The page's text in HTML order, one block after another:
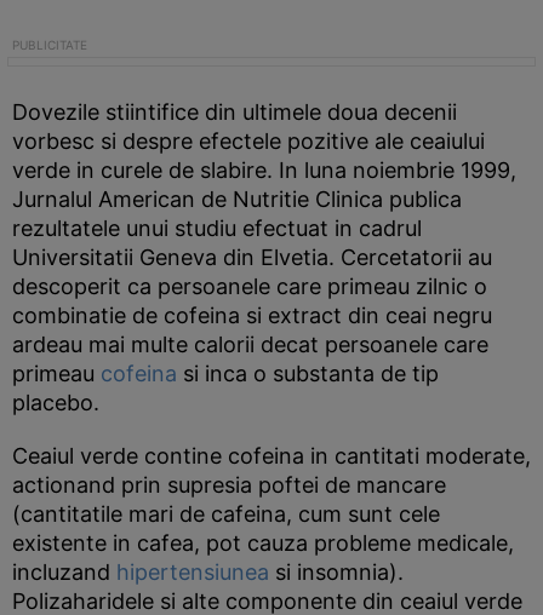
Dovezile stiintifice din ultimele doua decenii
vorbesc si despre efectele pozitive ale ceaiului
verde in curele de slabire. In luna noiembrie 1999,
Jurnalul American de Nutritie Clinica publica
rezultatele unui studiu efectuat in cadrul
Universitatii Geneva din Elvetia. Cercetatorii au
descoperit ca persoanele care primeau zilnic o
combinatie de cofeina si extract din ceai negru
ardeau mai multe calorii decat persoanele care
primeau cofeina si inca o substanta de tip
placebo.
Ceaiul verde contine cofeina in cantitati moderate,
actionand prin supresia poftei de mancare
(cantitatile mari de cafeina, cum sunt cele
existente in cafea, pot cauza probleme medicale,
incluzand hipertensiunea si insomnia).
Polizaharidele si alte componente din ceaiul verde